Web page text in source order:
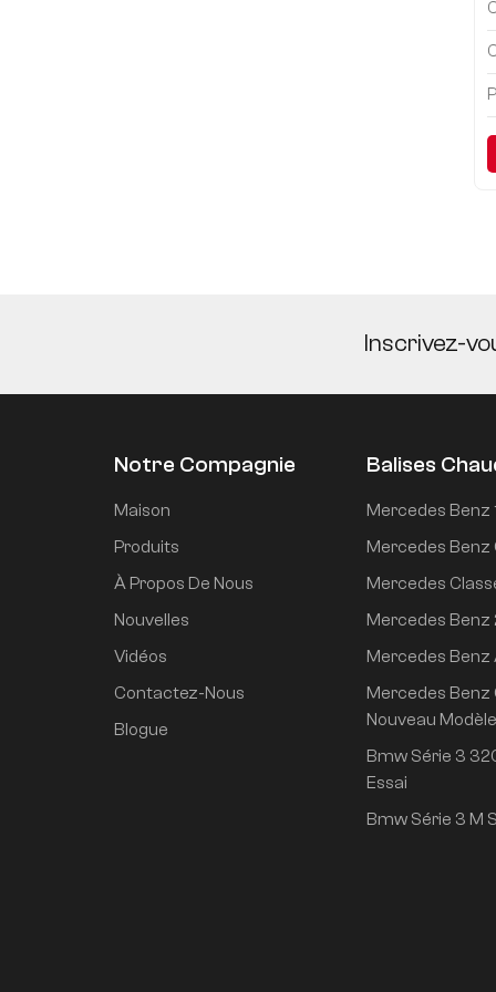
Inscrivez-
Notre Compagnie
Maison
Produits
À Propos De Nous
Nouvelles
Vidéos
Contactez-Nous
Blogue
Balises
Mercedes Benz
Mercedes Benz
Mercedes
Mercedes Benz
Mercedes
Mercedes Benz
Nouveau Modèle
Bmw Série 3
Essai
Bmw Série 3 M